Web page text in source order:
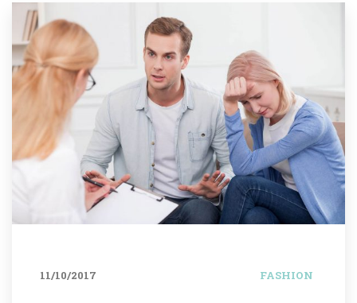
11/10/2017 FASHION